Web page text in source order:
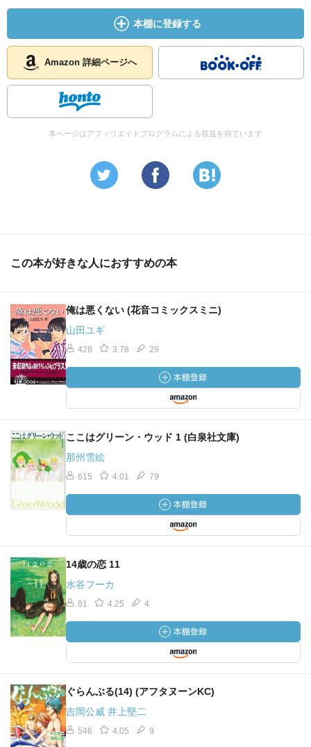
本棚に登録する
Amazon 詳細ページへ
本ページはアフィリエイトプログラムによる収益を得ています
この本が好きな人におすすめの本
俺は悪くない (花音コミックスミニ)
山田ユギ
428 3.78 29
ここはグリーン・ウッド 1 (白泉社文庫)
那州雪絵
615 4.01 79
14歳の恋 11
水谷フーカ
81 4.25 4
ぐらんぶる(14) (アフタヌーンKC)
吉岡公威 井上堅二
546 4.05 9